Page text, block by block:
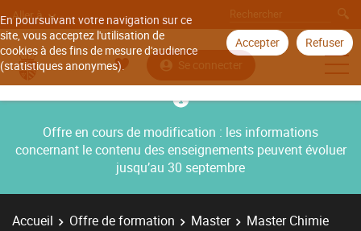
En poursuivant votre navigation sur ce
site, vous acceptez l'utilisation de
cookies à des fins de mesure d'audience
(statistiques anonymes).
Accepter Refuser
Aller à
Se connecter
Offre en cours de modification : les informations
concernant le contenu des enseignements peuvent évoluer
jusqu’au 30 septembre
Accueil Offre de formation Master
Master Chimie